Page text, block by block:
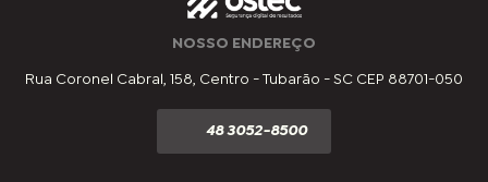
NOSSO ENDEREÇO
Rua Coronel Cabral, 158, Centro - Tubarão - SC CEP 88701-050
48 3052-8500